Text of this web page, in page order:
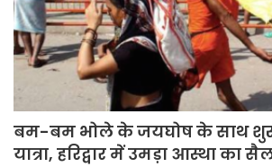
बम-बम भोले के जयघोष के साथ
यात्रा, हरिद्वार में उमड़ा आस्था का